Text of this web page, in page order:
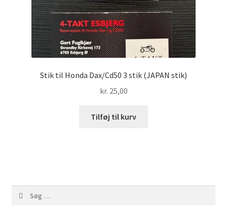
Stik til Honda Dax/Cd50 3 stik (JAPAN stik)
kr. 25,00
Tilføj til kurv